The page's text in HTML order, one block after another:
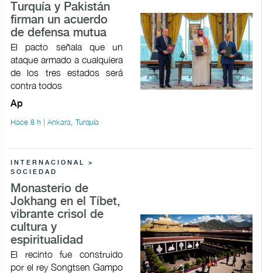
Turquía y Pakistán
firman un acuerdo
de defensa mutua
El pacto señala que un
ataque armado a cualquiera
de los tres estados será
contra todos
Ap
Hace 8 h | Ankara, Turquía
INTERNACIONAL >
SOCIEDAD
Monasterio de
Jokhang en el Tíbet,
vibrante crisol de
cultura y
espiritualidad
El recinto fue construido
por el rey Songtsen Gampo